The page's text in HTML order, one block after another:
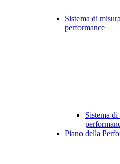
Sistema di
performance
Sistema
Piano della